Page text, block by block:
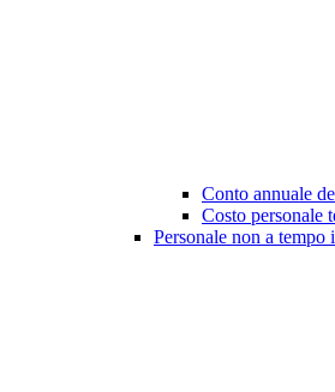
Conto annuale
Costo personale
Personale non a tempo